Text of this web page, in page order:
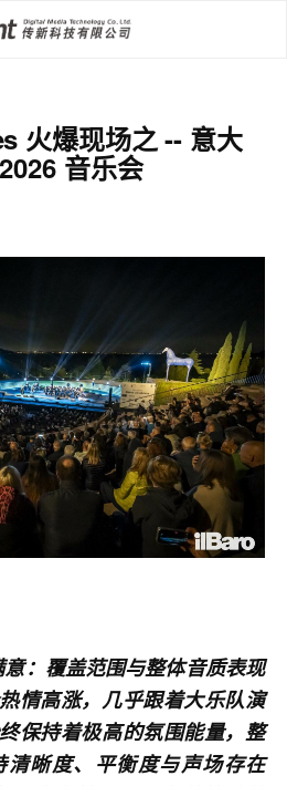
火爆现场之 -- 意大
音乐会
：覆盖范围与整体音质表现
情高涨，几乎跟着大乐队演
保持着极高的氛围能量，整
晰度、平衡度与声场存在